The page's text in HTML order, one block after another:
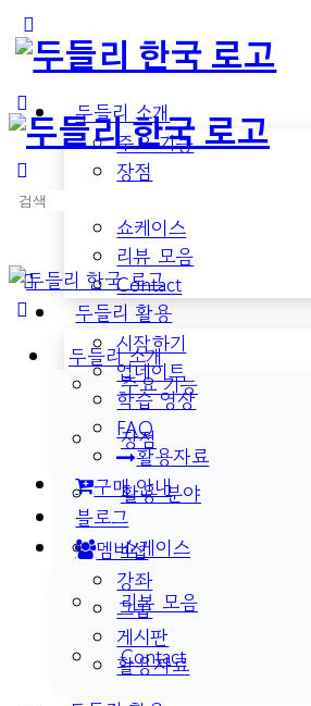
Side
Panel
두들리 소개
주요 기능
장점
쇼케이스
리뷰 모음
Contact
두들리 활용
시작하기
업데이트
학습 영상
FAQ
활용자료
구매 안내
블로그
멤버십
강좌
그룹
게시판
활용자료
검
두들리 소개
주요 기능
장점
활용 분야
쇼케이스
리뷰 모음
Contact